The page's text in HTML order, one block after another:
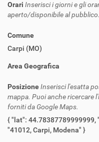
Orari Inserisci i giorni e gli
aperto/disponibile al pubblico.
Comune
Carpi (MO)
Area Geografica
PosizioneInserisci l'esatta
mappa. Puoi anche ricercare
forniti da Google Maps.
{ "lat": 44.78387789999999, "lng": 10.8796629, "description":
"41012, Carpi, Modena" }